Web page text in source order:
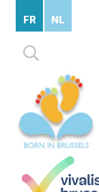
contenu
principal
Rechercher :
FR NL